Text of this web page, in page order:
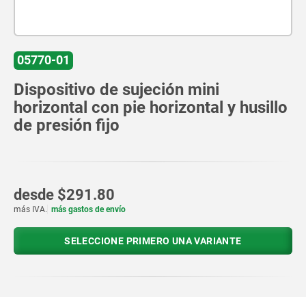
05770-01
Dispositivo de sujeción mini
horizontal con pie horizontal y husillo
de presión fijo
desde $291.80
más IVA. más gastos de envío
SELECCIONE PRIMERO UNA VARIANTE